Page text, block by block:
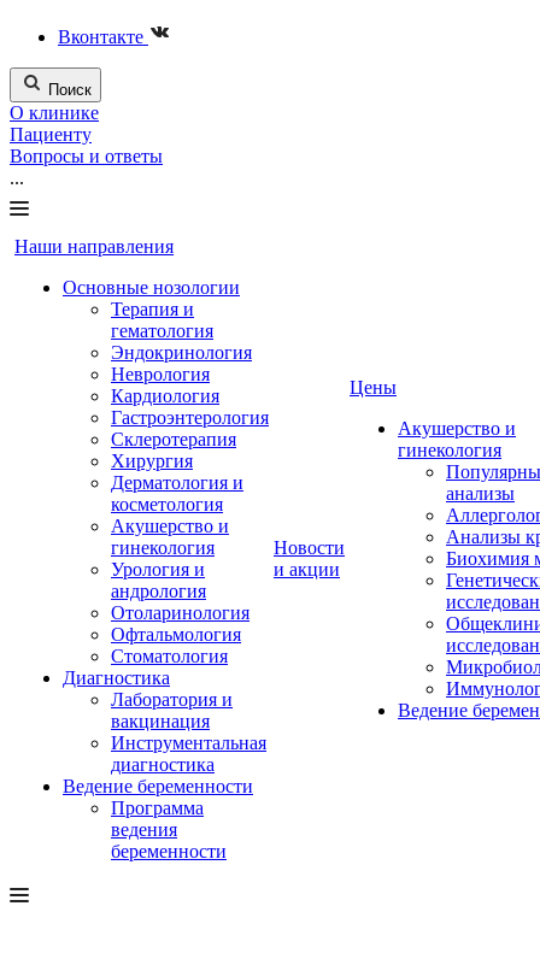
Вконтакте
Поиск
О клинике
Пациенту
Вопросы и ответы
...
Наши направления
Основные нозологии
Терапия и
гематология
Эндокринология
Неврология
Кардиология
Гастроэнтерология
Склеротерапия
Хирургия
Дерматология и
косметология
Акушерство и
гинекология
Урология и
андрология
Отоларинология
Офтальмология
Стоматология
Диагностика
Лаборатория и
вакцинация
Инструментальная
диагностика
Ведение беременности
Программа
ведения
беременности
Новости
и акции
Цены
Акушерство и
гинекология
анализы
Анализы
Биохимия
Ведение